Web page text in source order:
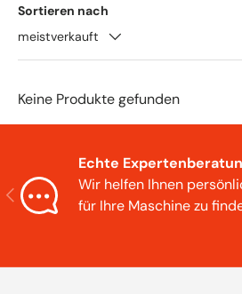
Sortieren nach
meistverkauft
Keine Produkte gefunden
Vorherige
Echte
Wir helfen Ihnen
für Ihre Maschine zu